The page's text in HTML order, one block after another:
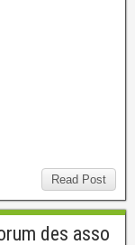
Read Post
des asso